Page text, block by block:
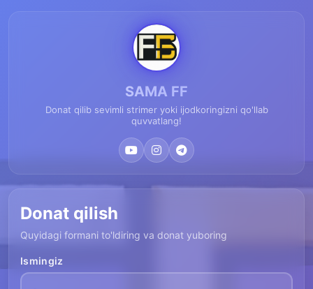
SAMA FF
Donat qilib sevimli strimer yoki ijodkoringizni qo'llab
quvvatlang!
Donat qilish
Quyidagi formani to'ldiring va donat yuboring
Ismingiz